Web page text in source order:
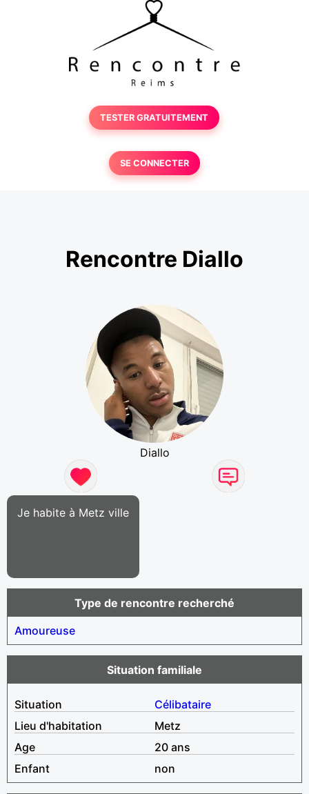
TESTER GRATUITEMENT
SE CONNECTER
Rencontre Diallo
Diallo
Je habite à Metz ville
Type de rencontre recherché
Amoureuse
Situation familiale
Situation
Célibataire
Lieu d'habitation
Metz
Age
20 ans
Enfant
non